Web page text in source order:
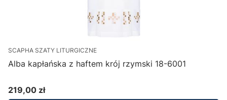
SCAPHA SZATY LITURGICZNE
Alba kapłańska z haftem krój rzymski 18-6001
Cena
219,00 zł